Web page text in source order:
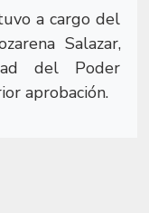
a cargo del
Salazar,
del Poder
aprobación.